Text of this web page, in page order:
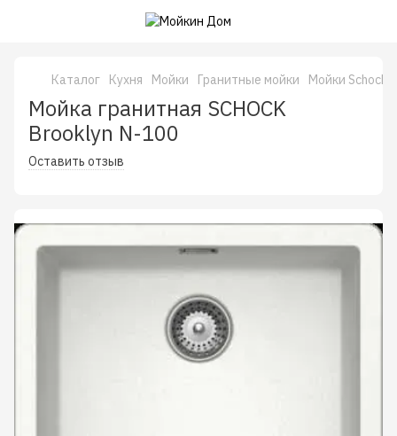
Каталог Кухня Мойки Гранитные мойки Мойки Schock
Мойка гранитная SCHOCK
Brooklyn N-100
Оставить отзыв